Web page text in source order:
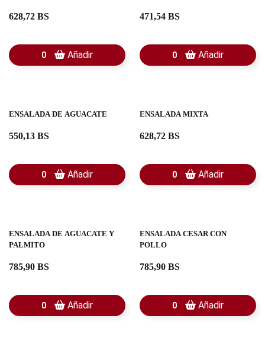
628,72 BS
0 Añadir
471,54 BS
0 Añadir
ENSALADA DE AGUACATE
550,13 BS
0 Añadir
ENSALADA MIXTA
628,72 BS
0 Añadir
ENSALADA DE AGUACATE Y
PALMITO
785,90 BS
0 Añadir
ENSALADA CESAR CON
POLLO
785,90 BS
0 Añadir